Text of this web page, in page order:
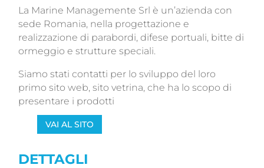
La Marine Managemente Srl è un’azienda con
sede Romania, nella progettazione e
realizzazione di parabordi, difese portuali, bitte di
ormeggio e strutture speciali.
Siamo stati contatti per lo sviluppo del loro
primo sito web, sito vetrina, che ha lo scopo di
presentare i prodotti
VAI AL SITO
DETTAGLI